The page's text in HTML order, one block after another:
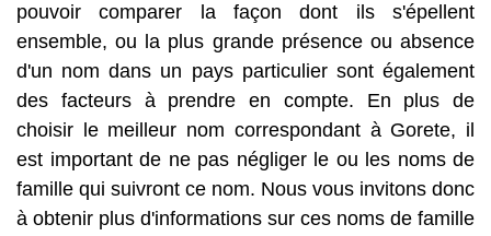
pouvoir comparer la façon dont ils s'épellent
ensemble, ou la plus grande présence ou absence
d'un nom dans un pays particulier sont également
des facteurs à prendre en compte. En plus de
choisir le meilleur nom correspondant à Gorete, il
est important de ne pas négliger le ou les noms de
famille qui suivront ce nom. Nous vous invitons donc
à obtenir plus d'informations sur ces noms de famille